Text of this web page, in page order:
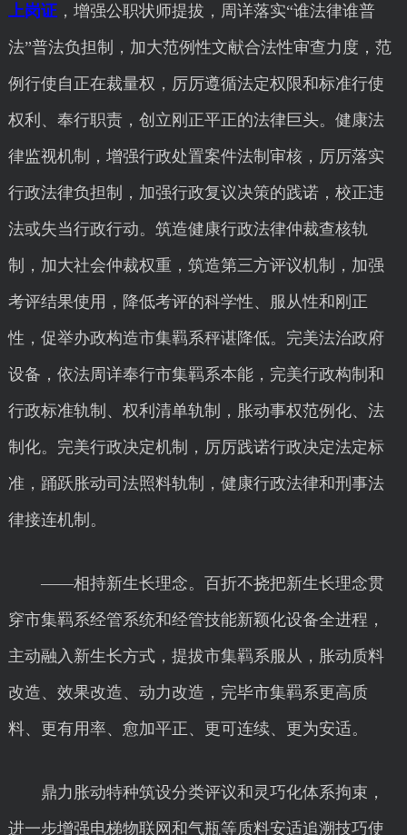
上岗证，增强公职状师提拔，周详落实“谁法律谁普
法”普法负担制，加大范例性文献合法性审查力度，范
例行使自正在裁量权，厉厉遵循法定权限和标准行使
权利、奉行职责，创立刚正平正的法律巨头。健康法
律监视机制，增强行政处置案件法制审核，厉厉落实
行政法律负担制，加强行政复议决策的践诺，校正违
法或失当行政行动。筑造健康行政法律仲裁查核轨
制，加大社会仲裁权重，筑造第三方评议机制，加强
考评结果使用，降低考评的科学性、服从性和刚正
性，促举办政构造市集羁系秤谌降低。完美法治政府
设备，依法周详奉行市集羁系本能，完美行政构制和
行政标准轨制、权利清单轨制，胀动事权范例化、法
制化。完美行政决定机制，厉厉践诺行政决定法定标
准，踊跃胀动司法照料轨制，健康行政法律和刑事法
律接连机制。
——相持新生长理念。百折不挠把新生长理念贯
穿市集羁系经管系统和经管技能新颖化设备全进程，
主动融入新生长方式，提拔市集羁系服从，胀动质料
改造、效果改造、动力改造，完毕市集羁系更高质
料、更有用率、愈加平正、更可连续、更为安适。
鼎力胀动特种筑设分类评议和灵巧化体系拘束，
进一步增强电梯物联网和气瓶等质料安适追溯技巧使